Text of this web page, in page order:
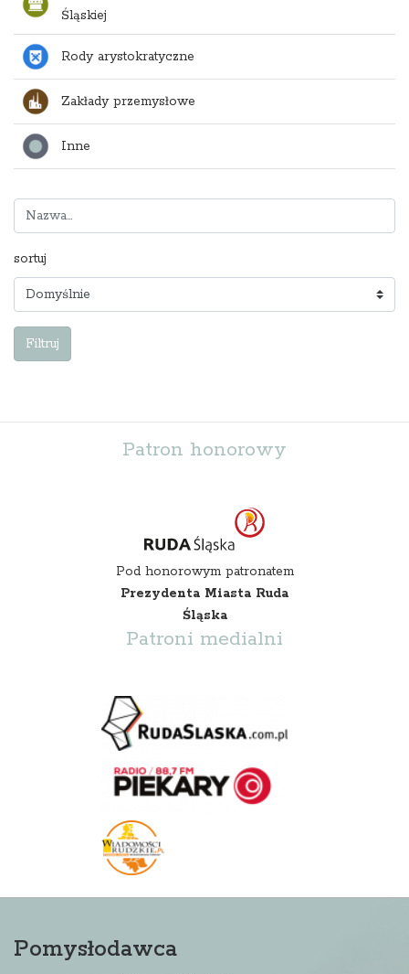
Śląskiej
Rody arystokratyczne
Zakłady przemysłowe
Inne
sortuj
Filtruj
Patron honorowy
Pod honorowym patronatem
Prezydenta Miasta Ruda
Śląska
Patroni medialni
Pomysłodawca